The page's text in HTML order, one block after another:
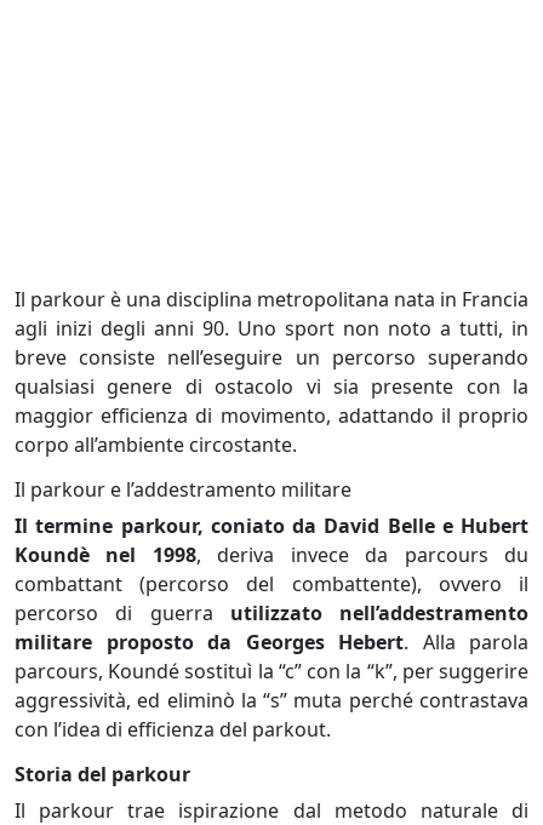
Il parkour è una disciplina metropolitana nata in Francia
agli inizi degli anni 90. Uno sport non noto a tutti, in
breve consiste nell’eseguire un percorso superando
qualsiasi genere di ostacolo vi sia presente con la
maggior efficienza di movimento, adattando il proprio
corpo all’ambiente circostante.
Il parkour e l’addestramento militare
Il termine parkour, coniato da David Belle e Hubert
Koundè nel 1998, deriva invece da parcours du
combattant (percorso del combattente), ovvero il
percorso di guerra utilizzato nell’addestramento
militare proposto da Georges Hebert. Alla parola
parcours, Koundé sostituì la “c” con la “k”, per suggerire
aggressività, ed eliminò la “s” muta perché contrastava
con l’idea di efficienza del parkout.
Storia del parkour
Il parkour trae ispirazione dal metodo naturale di